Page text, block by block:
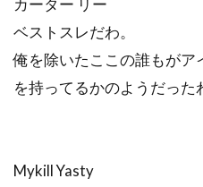
カーター リー
ベストスレだわ。
俺を除いたここの誰もがア
を持ってるかのようだった
Mykill Yasty